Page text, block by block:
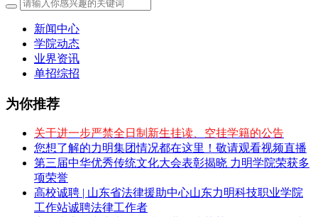
新闻中心
学院动态
业界资讯
单招综招
为你推荐
关于进一步严禁全日制新生挂读、空挂学籍的公告
您想了解的力明集团情况都在这里！敬请观看视频直播
第三届中华优秀传统文化大会表彰揭晓 力明学院荣获多
项荣誉
高校诚聘 | 山东省法律援助中心山东力明科技职业学院
工作站诚聘法律工作者